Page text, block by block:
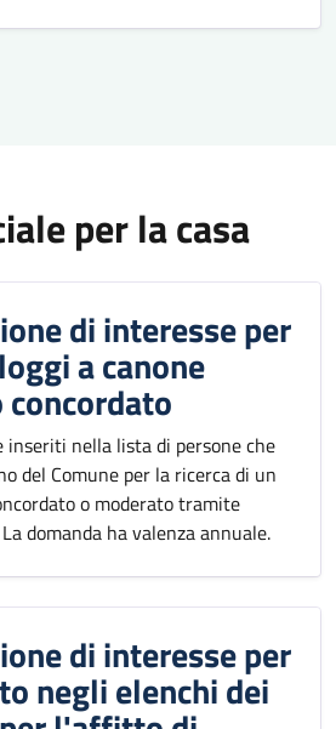
per la casa
di interesse per
a canone
inseriti nella lista di persone che
del Comune per la ricerca di un
o moderato tramite
La domanda ha valenza annuale.
di interesse per
negli elenchi dei